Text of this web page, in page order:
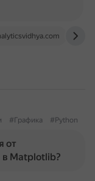
#Графика #Python
от
в Matplotlib?